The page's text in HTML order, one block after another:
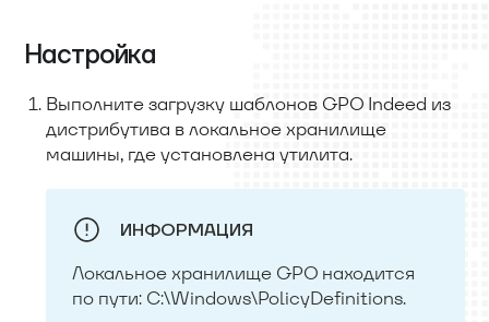
Настройка
Выполните загрузку шаблонов GPO Indeed из
дистрибутива в локальное хранилище
машины, где установлена утилита.
ИНФОРМАЦИЯ
Локальное хранилище GPO находится
по пути: C:\Windows\PolicyDefinitions.